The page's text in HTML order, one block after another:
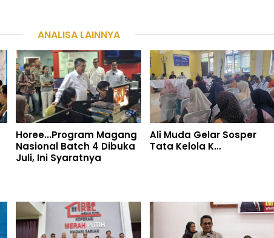
ANALISA LAINNYA
Horee...Program Magang
Nasional Batch 4 Dibuka
Juli, Ini Syaratnya
Ali Muda Gelar Sosper
Tata Kelola K...